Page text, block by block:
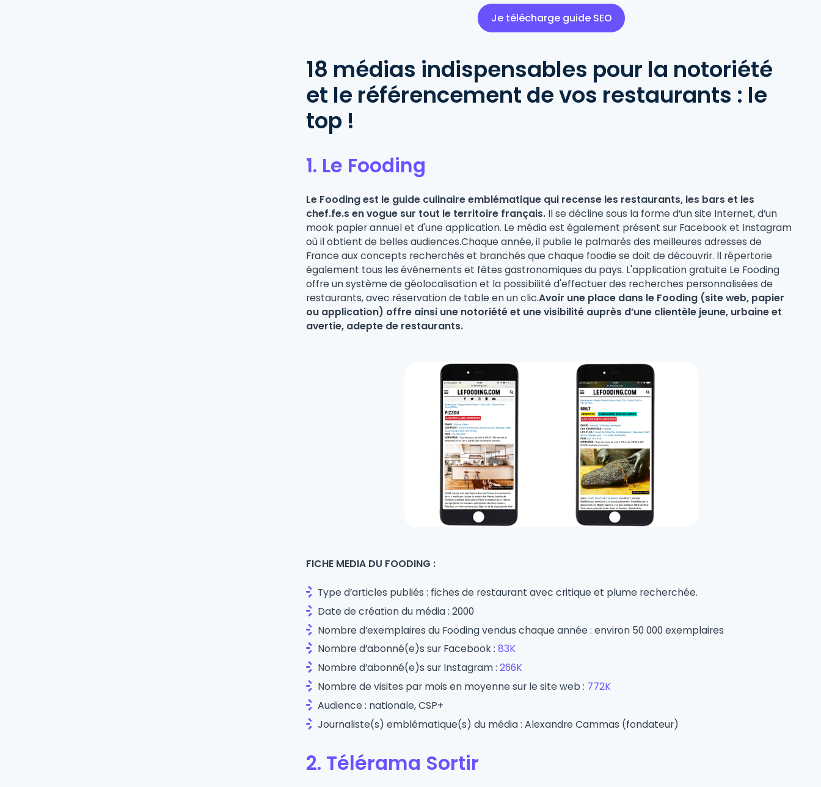
Je télécharge guide SEO
18 médias indispensables pour la notoriété
et le référencement de vos restaurants : le
top !
1. Le Fooding
Le Fooding est le guide culinaire emblématique qui recense les restaurants, les bars et les
chef.fe.s en vogue sur tout le territoire français. Il se décline sous la forme d’un site Internet, d’un
mook papier annuel et d'une application. Le média est également présent sur Facebook et Instagram
où il obtient de belles audiences.Chaque année, il publie le palmarès des meilleures adresses de
France aux concepts recherchés et branchés que chaque foodie se doit de découvrir. Il répertorie
également tous les événements et fêtes gastronomiques du pays. L'application gratuite Le Fooding
offre un système de géolocalisation et la possibilité d'effectuer des recherches personnalisées de
restaurants, avec réservation de table en un clic.Avoir une place dans le Fooding (site web, papier
ou application) offre ainsi une notoriété et une visibilité auprès d’une clientèle jeune, urbaine et
avertie, adepte de restaurants.
FICHE MEDIA DU FOODING :
Type d’articles publiés : fiches de restaurant avec critique et plume recherchée.
Date de création du média : 2000
Nombre d’exemplaires du Fooding vendus chaque année : environ 50 000 exemplaires
Nombre d’abonné(e)s sur Facebook :83K
Nombre d’abonné(e)s sur Instagram :266K
Nombre de visites par mois en moyenne sur le site web : 772K
Audience : nationale, CSP+
Journaliste(s) emblématique(s) du média : Alexandre Cammas (fondateur)
2. Télérama Sortir